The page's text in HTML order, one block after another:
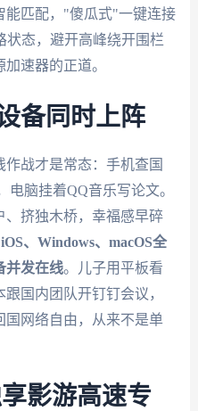
能匹配，"傻瓜式"一键连接
状态，避开高峰绕开围栏
速器的正道。
备同时上阵
战才是常态：手机查国
电脑挂着QQ音乐写论文。
、挤独木桥，幸福感早碎
、Windows、macOS全
并发在线。儿子用平板看
国内团队开钉钉会议，
网络自由，从来不是单
影游高速专